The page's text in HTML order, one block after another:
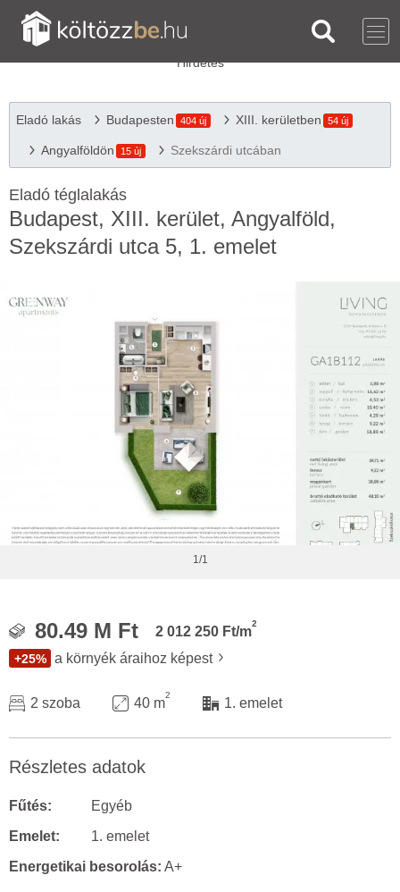
Eladó lakás Budapesten 404 új XIII. kerületben 54 új
Angyalföldön 15 új Szekszárdi utcában
Eladó téglalakás
Budapest, XIII. kerület, Angyalföld,
Szekszárdi utca 5, 1. emelet
1/1
80.49 M Ft 2 012 250 Ft/m
2
+25% a környék áraihoz képest
2 szoba 40 m
2
1. emelet
Részletes adatok
Fűtés:
Egyéb
Emelet:
1. emelet
Energetikai besorolás: A+